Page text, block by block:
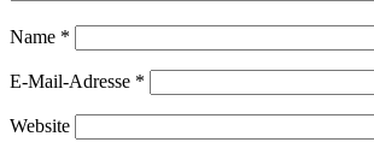
Name *
E-Mail-Adresse *
Website